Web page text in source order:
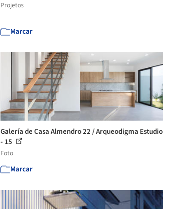
Projetos
Marcar
Galería de Casa Almendro 22 / Arqueodigma Estudio
- 15
Foto
Marcar